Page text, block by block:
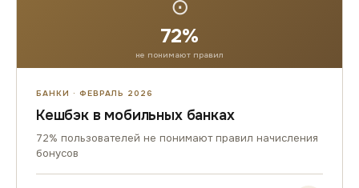
⊙
72%
не понимают правил
БАНКИ · ФЕВРАЛЬ 2026
Кешбэк в мобильных банках
72% пользователей не понимают правил начисления
бонусов